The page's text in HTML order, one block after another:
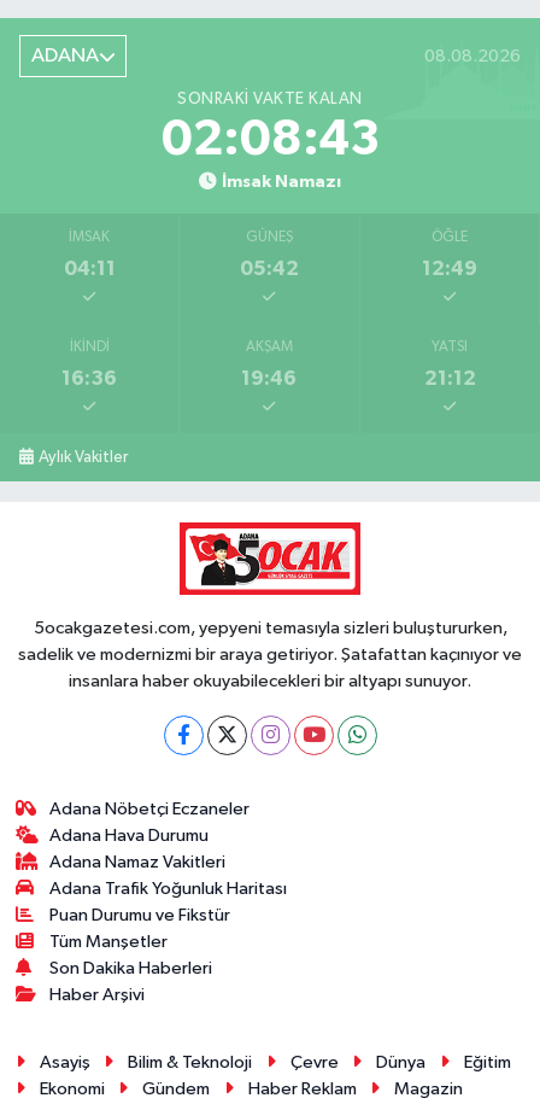
ADANA 08.08.2026
SONRAKI VAKTE KALAN
02:08:43
İmsak Namazı
İMSAK
04:11
GÜNEŞ
05:42
ÖĞLE
12:49
İKINDI
16:36
AKŞAM
19:46
YATSI
21:12
Aylık Vakitler
5ocakgazetesi.com, yepyeni temasıyla sizleri buluştururken,
sadelik ve modernizmi bir araya getiriyor. Şatafattan kaçınıyor ve
insanlara haber okuyabilecekleri bir altyapı sunuyor.
Adana Nöbetçi Eczaneler
Adana Hava Durumu
Adana Namaz Vakitleri
Adana Trafik Yoğunluk Haritası
Puan Durumu ve Fikstür
Tüm Manşetler
Son Dakika Haberleri
Haber Arşivi
Asayiş Bilim & Teknoloji Çevre Dünya
Eğitim
Ekonomi
Gündem Haber Reklam
Magazin